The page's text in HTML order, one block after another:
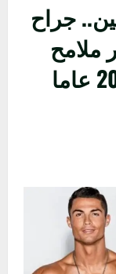
جراح
ملامح